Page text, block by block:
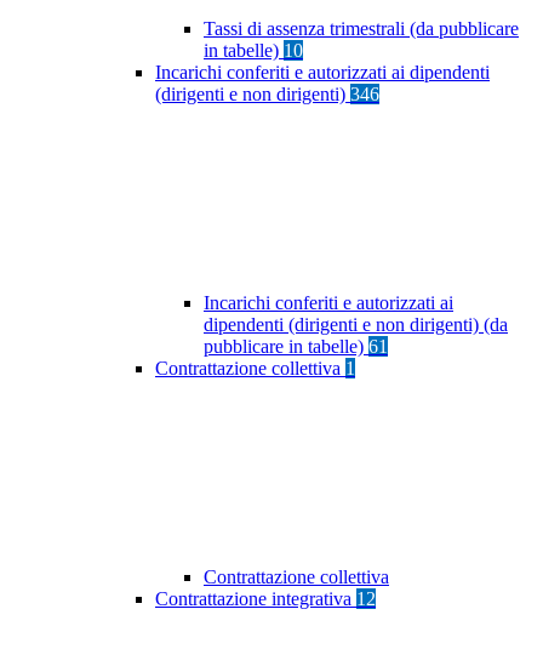
Tassi di assenza trimestrali (da pubblicare
in tabelle) 10
Incarichi conferiti e autorizzati ai dipendenti
(dirigenti e non dirigenti) 346
Incarichi conferiti e autorizzati ai
dipendenti (dirigenti e non dirigenti) (da
pubblicare in tabelle) 61
Contrattazione collettiva 1
Contrattazione collettiva
Contrattazione integrativa 12